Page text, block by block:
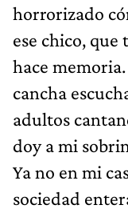
horrorizado
ese chico, que
hace
cancha
adultos
doy a mi
Ya no en mi
sociedad